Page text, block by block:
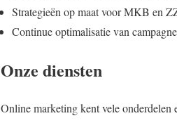
Strategieën op maat voor MKB en
Continue optimalisatie van
Onze diensten
Online marketing kent vele onderdelen